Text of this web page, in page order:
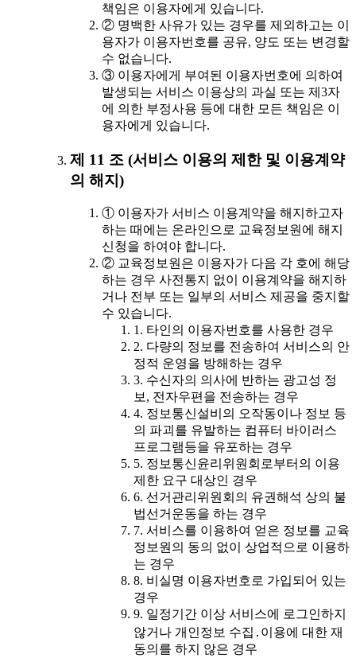
책임은 이용자에게 있습니다.
② 명백한 사유가 있는 경우를 제외하고는 이
용자가 이용자번호를 공유, 양도 또는 변경할
수 없습니다.
③ 이용자에게 부여된 이용자번호에 의하여
발생되는 서비스 이용상의 과실 또는 제3자
에 의한 부정사용 등에 대한 모든 책임은 이
용자에게 있습니다.
제 11 조 (서비스 이용의 제한 및 이용계약
의 해지)
① 이용자가 서비스 이용계약을 해지하고자
하는 때에는 온라인으로 교육정보원에 해지
신청을 하여야 합니다.
② 교육정보원은 이용자가 다음 각 호에 해당
하는 경우 사전통지 없이 이용계약을 해지하
거나 전부 또는 일부의 서비스 제공을 중지할
수 있습니다.
1. 타인의 이용자번호를 사용한 경우
2. 다량의 정보를 전송하여 서비스의 안
정적 운영을 방해하는 경우
3. 수신자의 의사에 반하는 광고성 정
보, 전자우편을 전송하는 경우
4. 정보통신설비의 오작동이나 정보 등
의 파괴를 유발하는 컴퓨터 바이러스
프로그램등을 유포하는 경우
5. 정보통신윤리위원회로부터의 이용
제한 요구 대상인 경우
6. 선거관리위원회의 유권해석 상의 불
법선거운동을 하는 경우
7. 서비스를 이용하여 얻은 정보를 교육
정보원의 동의 없이 상업적으로 이용하
는 경우
8. 비실명 이용자번호로 가입되어 있는
경우
9. 일정기간 이상 서비스에 로그인하지
않거나 개인정보 수집․이용에 대한 재
동의를 하지 않은 경우